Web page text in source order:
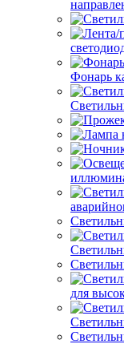
Фонарь
для